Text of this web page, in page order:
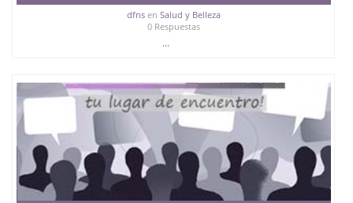
dfnsen Salud y Belleza
0 Respuestas
...